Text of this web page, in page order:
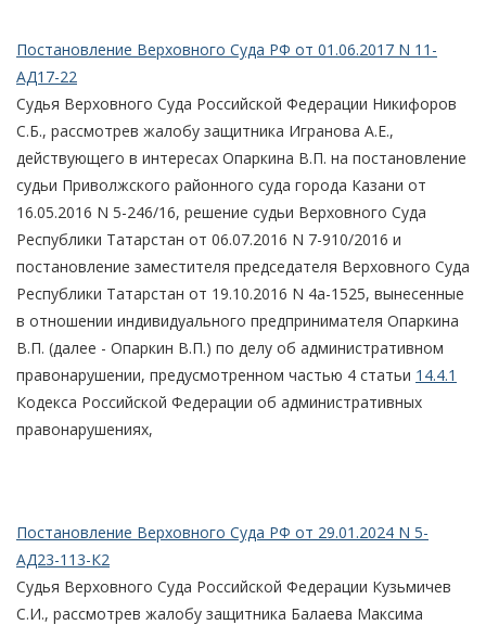
Постановление Верховного Суда РФ от 01.06.2017 N 11-
АД17-22
Судья Верховного Суда Российской Федерации Никифоров
С.Б., рассмотрев жалобу защитника Игранова А.Е.,
действующего в интересах Опаркина В.П. на постановление
судьи Приволжского районного суда города Казани от
16.05.2016 N 5-246/16, решение судьи Верховного Суда
Республики Татарстан от 06.07.2016 N 7-910/2016 и
постановление заместителя председателя Верховного Суда
Республики Татарстан от 19.10.2016 N 4а-1525, вынесенные
в отношении индивидуального предпринимателя Опаркина
В.П. (далее - Опаркин В.П.) по делу об административном
правонарушении, предусмотренном частью 4 статьи 14.4.1
Кодекса Российской Федерации об административных
правонарушениях,
Постановление Верховного Суда РФ от 29.01.2024 N 5-
АД23-113-К2
Судья Верховного Суда Российской Федерации Кузьмичев
С.И., рассмотрев жалобу защитника Балаева Максима